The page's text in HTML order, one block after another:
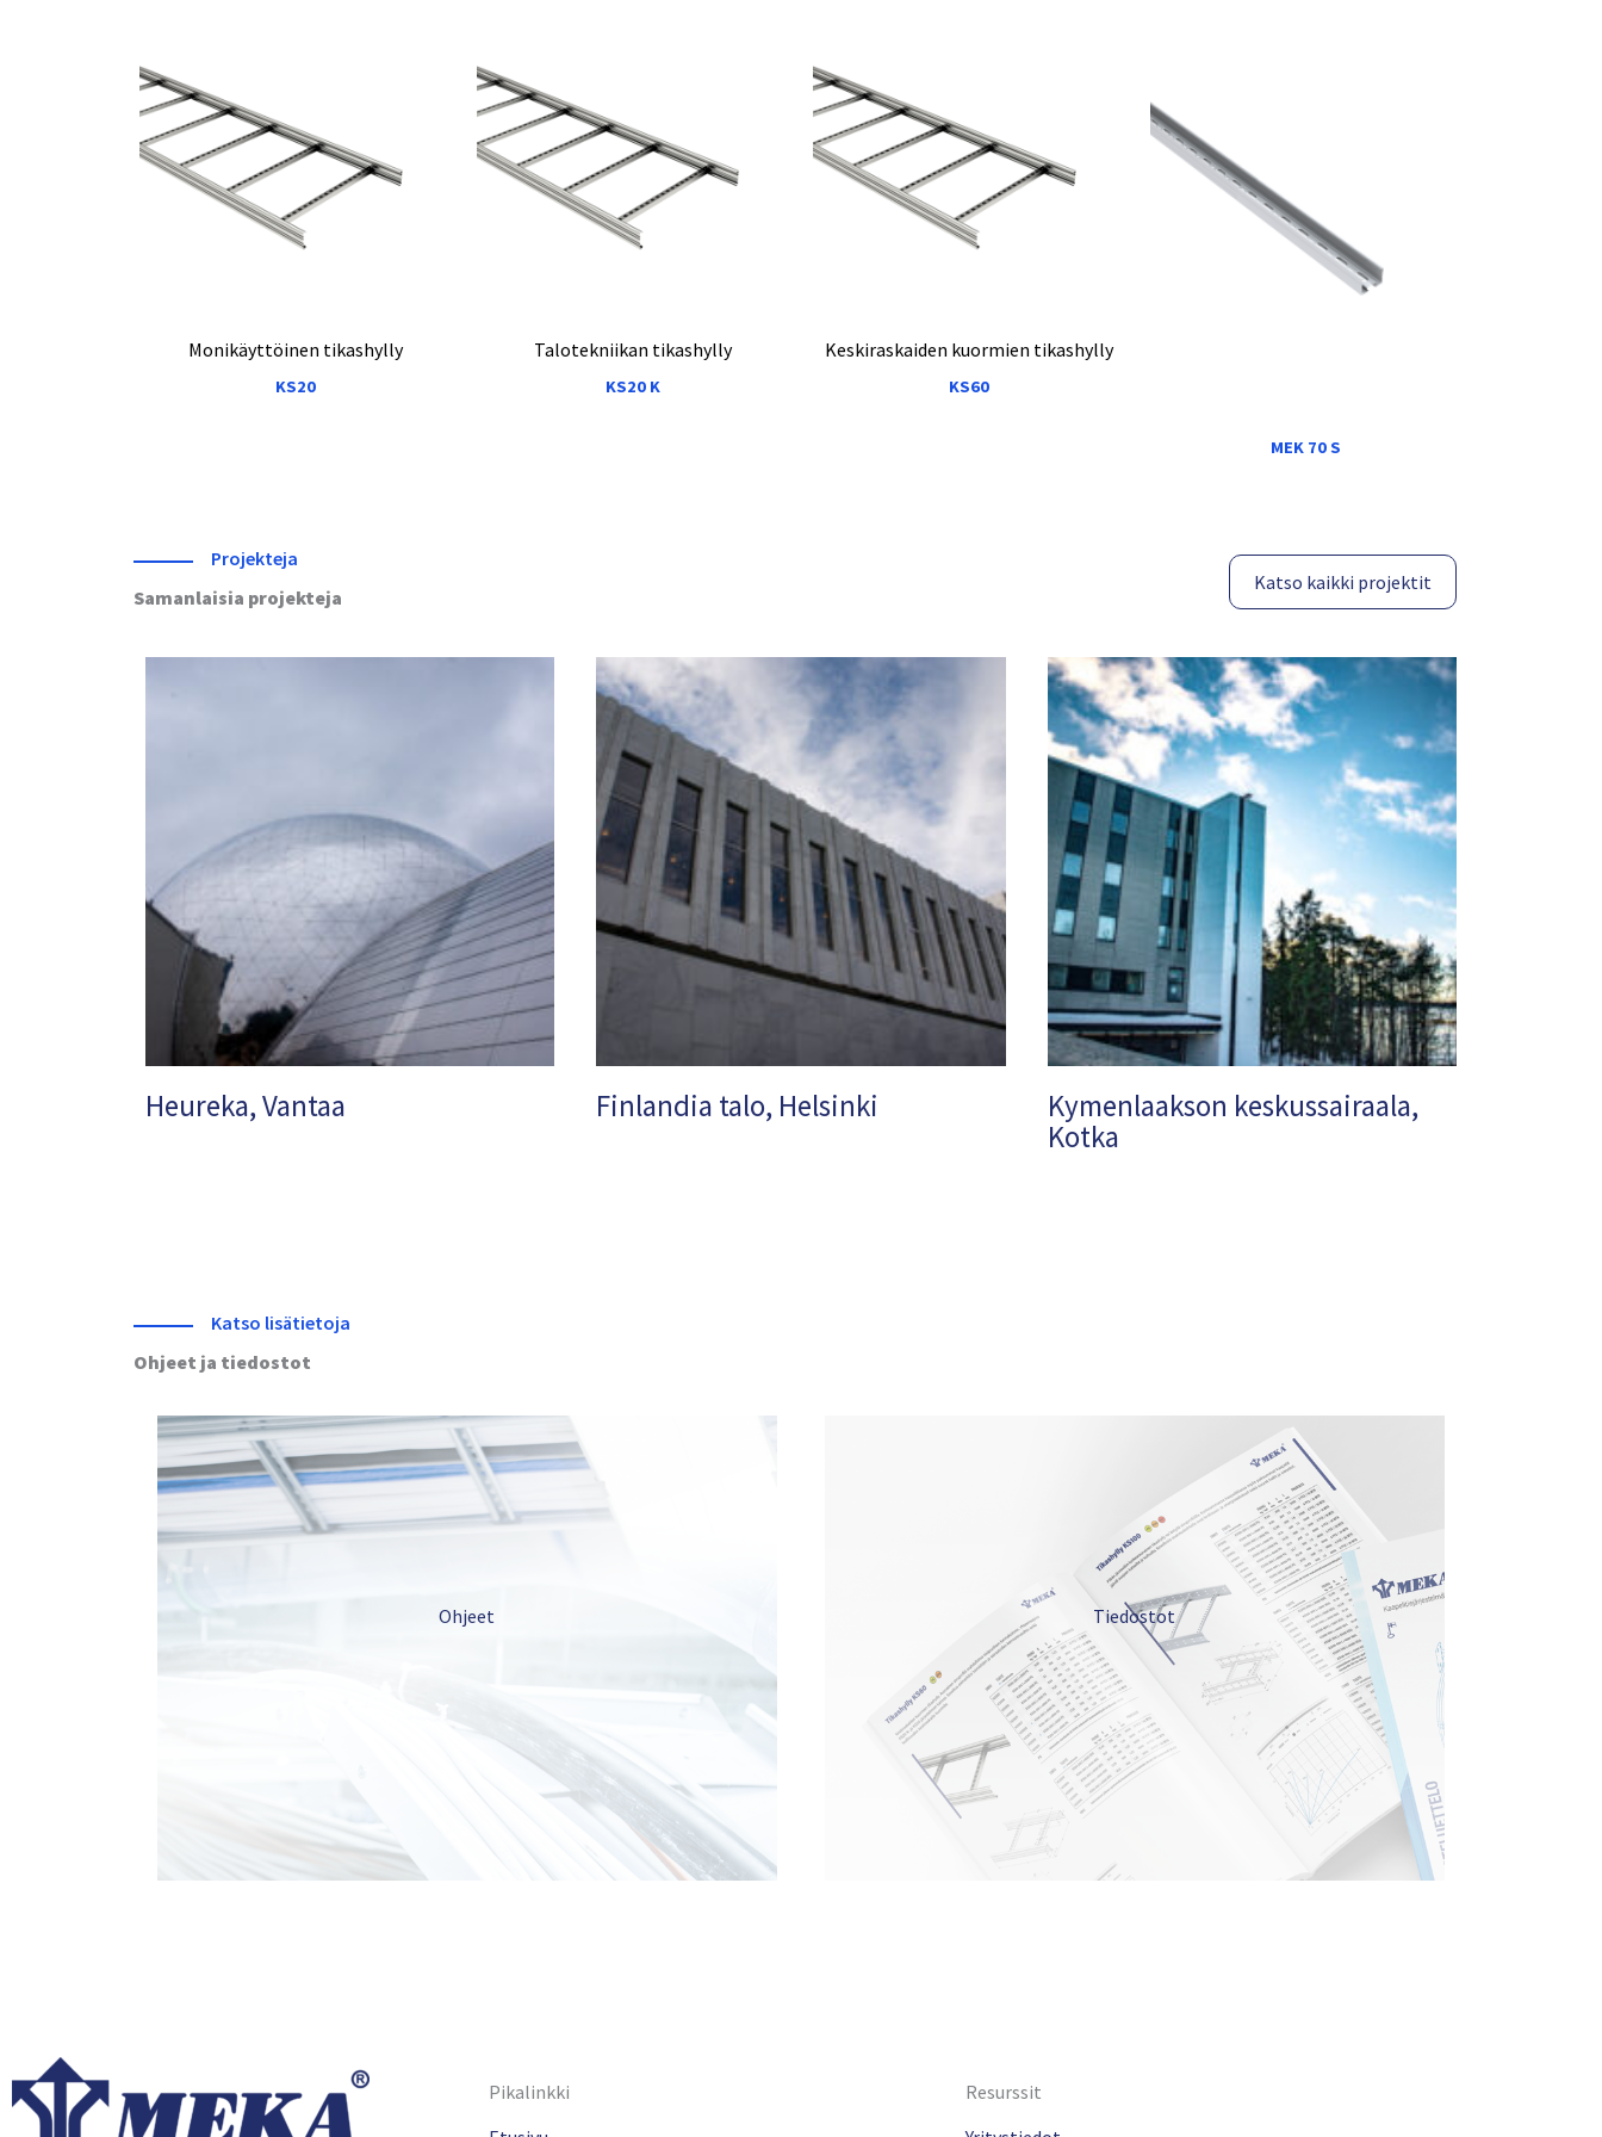
Monikäyttöinen tikashylly
KS20
Talotekniikan tikashylly
KS20 K
Keskiraskaiden kuormien tikashylly
KS60
MEK 70 S
Projekteja
Samanlaisia projekteja
Katso kaikki projektit
Heureka, Vantaa Finlandia talo, Helsinki
Kymenlaakson keskussairaala,
Kotka
Katso lisätietoja
Ohjeet ja tiedostot
Ohjeet Tiedostot
Pikalinkki
Resurssit